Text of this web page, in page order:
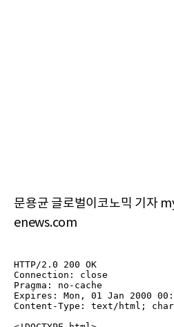
문용균 글로벌이코노믹 기자
enews.com